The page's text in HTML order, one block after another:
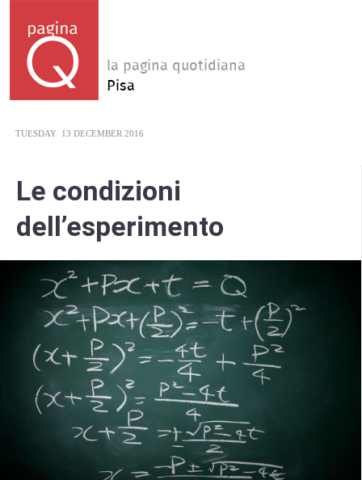
la pagina quotidiana
Pisa
TUESDAY 13 DECEMBER 2016
Le condizioni
dell’esperimento